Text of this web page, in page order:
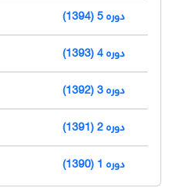
دوره 5 (1394)
دوره 4 (1393)
دوره 3 (1392)
دوره 2 (1391)
دوره 1 (1390)